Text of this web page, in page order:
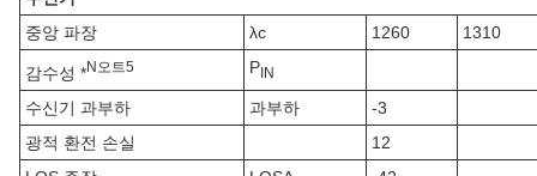
중앙 파장
λc 1260 1310
감수성 *N 오트5 PIN
수신기 과부하 과부하
-3
광적 환전 손실
12